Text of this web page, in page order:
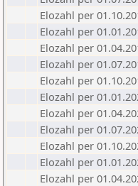
Elozahl per
Elozahl per
Elozahl per
Elozahl per
Elozahl per
Elozahl per
Elozahl per
Elozahl per
Elozahl per
Elozahl per
Elozahl per